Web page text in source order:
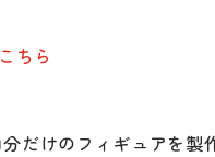
ちら
だけのフィギュアを製